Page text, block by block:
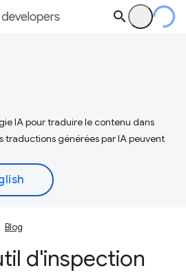
IA pour traduire le contenu dans
traductions générées par IA peuvent
Blog
d'inspection